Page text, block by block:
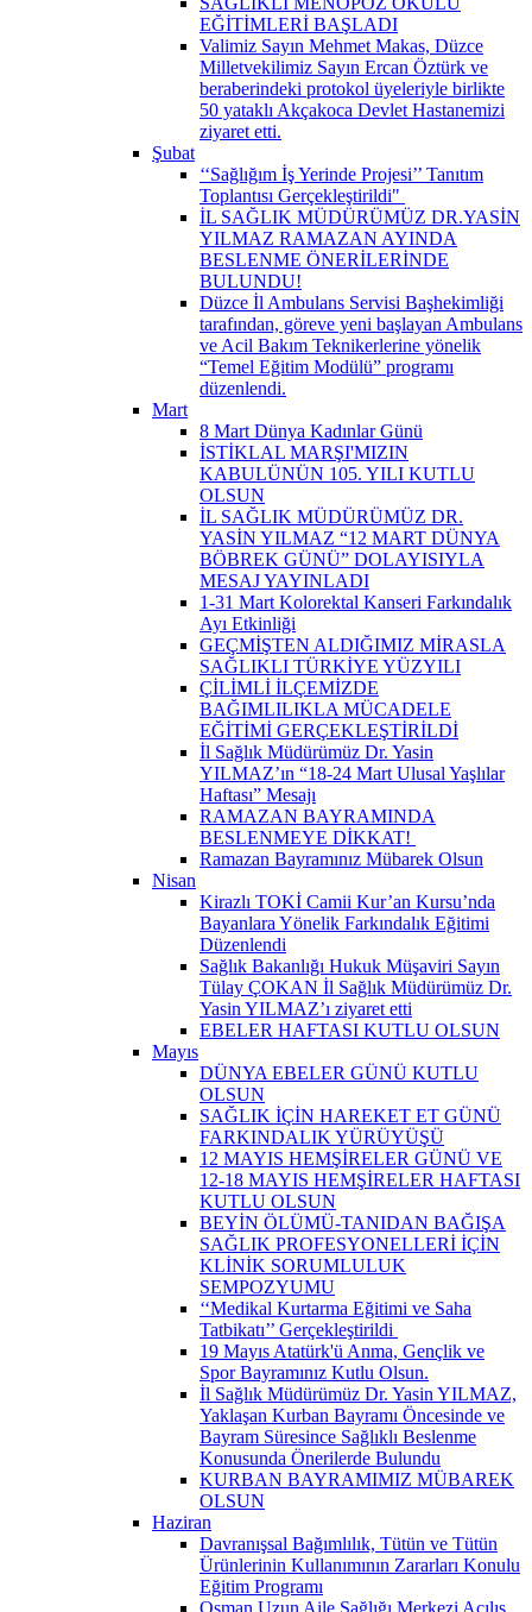
EĞİTİMLERİ BAŞLADI
Valimiz Sayın Mehmet Makas, Düzce
Milletvekilimiz Sayın Ercan Öztürk ve
beraberindeki protokol üyeleriyle birlikte
50 yataklı Akçakoca Devlet Hastanemizi
ziyaret etti.
Şubat
‘‘Sağlığım İş Yerinde Projesi’’ Tanıtım
Toplantısı Gerçekleştirildi" ​
İL SAĞLIK MÜDÜRÜMÜZ DR.YASİN
YILMAZ RAMAZAN AYINDA
BESLENME ÖNERİLERİNDE
BULUNDU!
Düzce İl Ambulans Servisi Başhekimliği
tarafından, göreve yeni başlayan Ambulans
ve Acil Bakım Teknikerlerine yönelik
“Temel Eğitim Modülü” programı
düzenlendi.
Mart
8 Mart Dünya Kadınlar Günü
İSTİKLAL MARŞI'MIZIN
KABULÜNÜN 105. YILI KUTLU
OLSUN
İL SAĞLIK MÜDÜRÜMÜZ DR.
YASİN YILMAZ “12 MART DÜNYA
BÖBREK GÜNÜ” DOLAYISIYLA
MESAJ YAYINLADI
1-31 Mart Kolorektal Kanseri Farkındalık
Ayı Etkinliği
GEÇMİŞTEN ALDIĞIMIZ MİRASLA
SAĞLIKLI TÜRKİYE YÜZYILI
ÇİLİMLİ İLÇEMİZDE
BAĞIMLILIKLA MÜCADELE
EĞİTİMİ GERÇEKLEŞTİRİLDİ
İl Sağlık Müdürümüz Dr. Yasin
YILMAZ’ın “18-24 Mart Ulusal Yaşlılar
Haftası” Mesajı
RAMAZAN BAYRAMINDA
BESLENMEYE DİKKAT! ​
Ramazan Bayramınız Mübarek Olsun
Nisan
Kirazlı TOKİ Camii Kur’an Kursu’nda
Bayanlara Yönelik Farkındalık Eğitimi
Düzenlendi
Sağlık Bakanlığı Hukuk Müşaviri Sayın
Tülay ÇOKAN İl Sağlık Müdürümüz Dr.
Yasin YILMAZ’ı ziyaret etti
EBELER HAFTASI KUTLU OLSUN
Mayıs
DÜNYA EBELER GÜNÜ KUTLU
OLSUN
SAĞLIK İÇİN HAREKET ET GÜNÜ
FARKINDALIK YÜRÜYÜŞÜ
12 MAYIS HEMŞİRELER GÜNÜ VE
12-18 MAYIS HEMŞİRELER HAFTASI
KUTLU OLSUN
BEYİN ÖLÜMÜ-TANIDAN BAĞIŞA
SAĞLIK PROFESYONELLERİ İÇİN
KLİNİK SORUMLULUK
SEMPOZYUMU
‘‘Medikal Kurtarma Eğitimi ve Saha
Tatbikatı’’ Gerçekleştirildi ​
19 Mayıs Atatürk'ü Anma, Gençlik ve
Spor Bayramınız Kutlu Olsun.
İl Sağlık Müdürümüz Dr. Yasin YILMAZ,
Yaklaşan Kurban Bayramı Öncesinde ve
Bayram Süresince Sağlıklı Beslenme
Konusunda Önerilerde Bulundu
KURBAN BAYRAMIMIZ MÜBAREK
OLSUN
Haziran
Davranışsal Bağımlılık, Tütün ve Tütün
Ürünlerinin Kullanımının Zararları Konulu
Eğitim Programı
Osman Uzun Aile Sağlığı Merkezi Açılış